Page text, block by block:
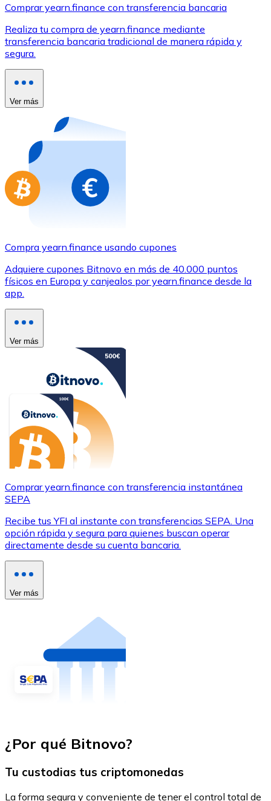
Tarjeta de crédito / débito
Utiliza tarjetas Visa y Mastercard para comprar
Comprar con tarjeta
Tienda - Tarjetas regalo
Nuevo
Compra tarjetas regalo de tus marcas favoritas con
Ir a la tienda de tarjetas regalo
Comprar yearn.finance con transferencia bancaria
Realiza tu compra de yearn.finance mediante
transferencia bancaria tradicional de manera rápida y
segura.
Ver más
Compra yearn.finance usando cupones
Adquiere cupones Bitnovo en más de 40.000 puntos
físicos en Europa y canjealos por yearn.finance desde la
app.
Ver más
Comprar yearn.finance con transferencia instantánea
SEPA
Recibe tus YFI al instante con transferencias SEPA. Una
opción rápida y segura para quienes buscan operar
directamente desde su cuenta bancaria.
Ver más
¿Por qué Bitnovo?
Tu custodias tus criptomonedas
La forma segura y conveniente de tener el control total de